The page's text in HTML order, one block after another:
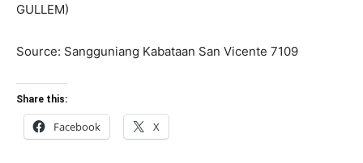
GULLEM)
Source: Sangguniang Kabataan San Vicente 7109
Share this:
Facebook X